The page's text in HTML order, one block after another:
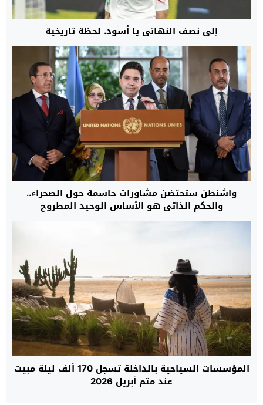
إلى نصف النهائي يا أسود. لحظة تاريخية
واشنطن ستحتضن مشاورات حاسمة حول الصحراء..
والحكم الذاتي هو الأساس الوحيد المطروح
المؤسسات السياحية بالداخلة تسجل 170 ألف ليلة مبيت
عند متم أبريل 2026